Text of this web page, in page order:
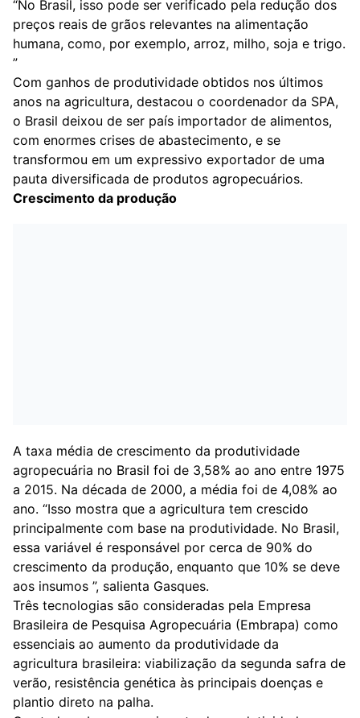
“No Brasil, isso pode ser verificado pela redução dos
preços reais de grãos relevantes na alimentação
humana, como, por exemplo, arroz, milho, soja e trigo.
”
Com ganhos de produtividade obtidos nos últimos
anos na agricultura, destacou o coordenador da SPA,
o Brasil deixou de ser país importador de alimentos,
com enormes crises de abastecimento, e se
transformou em um expressivo exportador de uma
pauta diversificada de produtos agropecuários.
Crescimento da produção
A taxa média de crescimento da produtividade
agropecuária no Brasil foi de 3,58% ao ano entre 1975
a 2015. Na década de 2000, a média foi de 4,08% ao
ano. “Isso mostra que a agricultura tem crescido
principalmente com base na produtividade. No Brasil,
essa variável é responsável por cerca de 90% do
crescimento da produção, enquanto que 10% se deve
aos insumos ”, salienta Gasques.
Três tecnologias são consideradas pela Empresa
Brasileira de Pesquisa Agropecuária (Embrapa) como
essenciais ao aumento da produtividade da
agricultura brasileira: viabilização da segunda safra de
verão, resistência genética às principais doenças e
plantio direto na palha.